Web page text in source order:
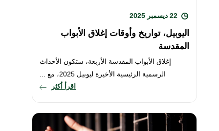
اليوبيل، تواريخ وأوقات إغلاق الأبواب
المقدسة
إغلاق الأبواب المقدسة الأربعة، ستكون الأحداث
الرسمية الرئيسية الأخيرة ليوبيل 2025، مع ...
اقرأ أكثر